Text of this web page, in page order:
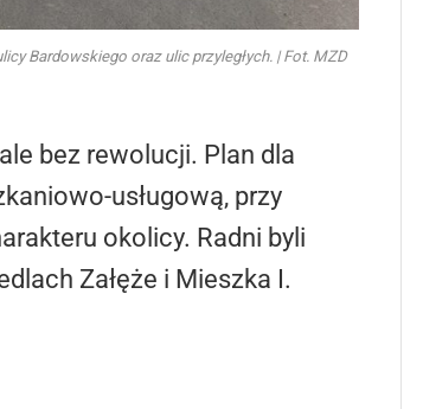
Bardowskiego oraz ulic przyległych. | Fot. MZD
bez rewolucji. Plan dla
usługową, przy
okolicy. Radni byli
Załęże i Mieszka I.